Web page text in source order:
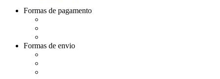
Formas de pagamento
Formas de envio